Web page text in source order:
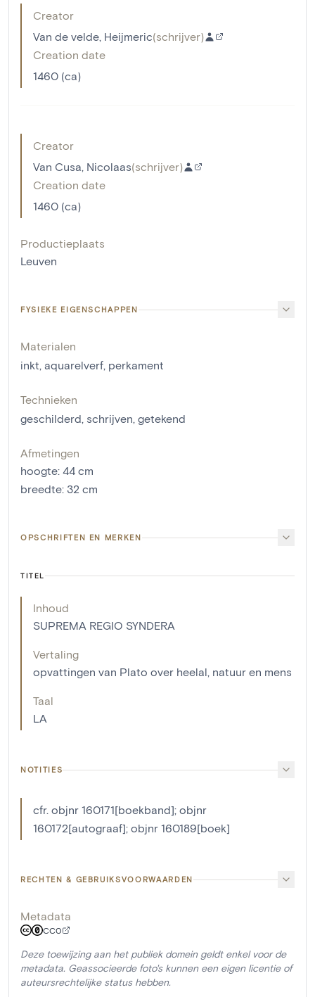
Creator
Van de velde, Heijmeric(schrijver)
Creation date
1460 (ca)
Creator
Van Cusa, Nicolaas(schrijver)
Creation date
1460 (ca)
Productieplaats
Leuven
FYSIEKE EIGENSCHAPPEN
Materialen
inkt, aquarelverf, perkament
Technieken
geschilderd, schrijven, getekend
Afmetingen
hoogte: 44 cm
breedte: 32 cm
OPSCHRIFTEN EN MERKEN
TITEL
Inhoud
SUPREMA REGIO SYNDERA
Vertaling
opvattingen van Plato over heelal, natuur en mens
Taal
LA
NOTITIES
cfr. objnr 160171[boekband]; objnr
160172[autograaf]; objnr 160189[boek]
RECHTEN & GEBRUIKSVOORWAARDEN
Metadata
CC0
Deze toewijzing aan het publiek domein geldt enkel voor de
metadata. Geassocieerde foto's kunnen een eigen licentie of
auteursrechtelijke status hebben.